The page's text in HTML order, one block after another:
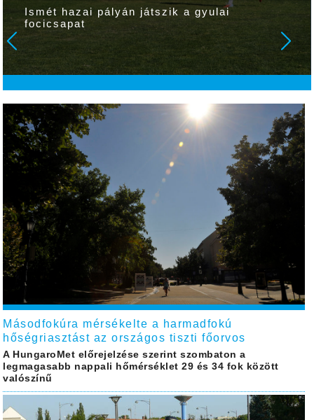
Ismét hazai pályán játszik a gyulai
focicsapat
Másodfokúra mérsékelte a harmadfokú
hőségriasztást az országos tiszti főorvos
A HungaroMet előrejelzése szerint szombaton a
legmagasabb nappali hőmérséklet 29 és 34 fok között
valószínű